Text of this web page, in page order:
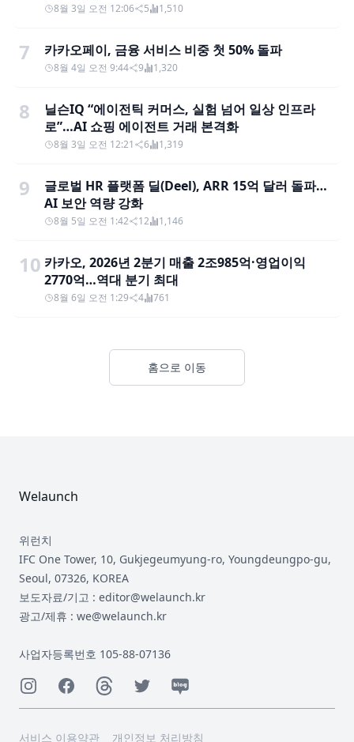
8월 3일 오전 12:06 5 1,510
7 카카오페이, 금융 서비스 비중 첫 50% 돌파
8월 4일 오전 9:44 9 1,320
8
닐슨IQ “에이전틱 커머스, 실험 넘어 일상 인프라
로”…AI 쇼핑 에이전트 거래 본격화
8월 3일 오전 12:21 6 1,319
9
글로벌 HR 플랫폼 딜(Deel), ARR 15억 달러 돌파…
AI 보안 역량 강화
8월 5일 오전 1:42 12 1,146
10 카카오, 2026년 2분기 매출 2조985억·영업이익
2770억…역대 분기 최대
8월 6일 오전 1:29 4 761
홈으로 이동
Welaunch
위런치
IFC One Tower, 10, Gukjegeumyung-ro, Youngdeungpo-gu,
Seoul, 07326, KOREA
보도자료/기고 : editor@welaunch.kr
광고/제휴 : we@welaunch.kr
사업자등록번호 105-88-07136
InstagramFacebookThreadsTwitterNaver
서비스 이용약관 개인정보 처리방침